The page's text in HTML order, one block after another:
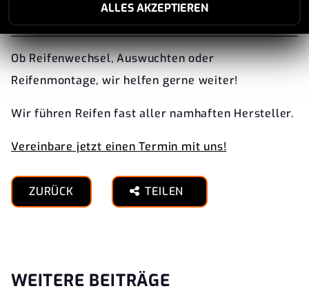
REIFENSERVICE
Ob Reifenwechsel, Auswuchten oder
Reifenmontage, wir helfen gerne weiter!
Wir führen Reifen fast aller namhaften Hersteller.
Vereinbare jetzt einen Termin mit uns!
ZURÜCK TEILEN
WEITERE BEITRÄGE
ALLES AKZEPTIEREN